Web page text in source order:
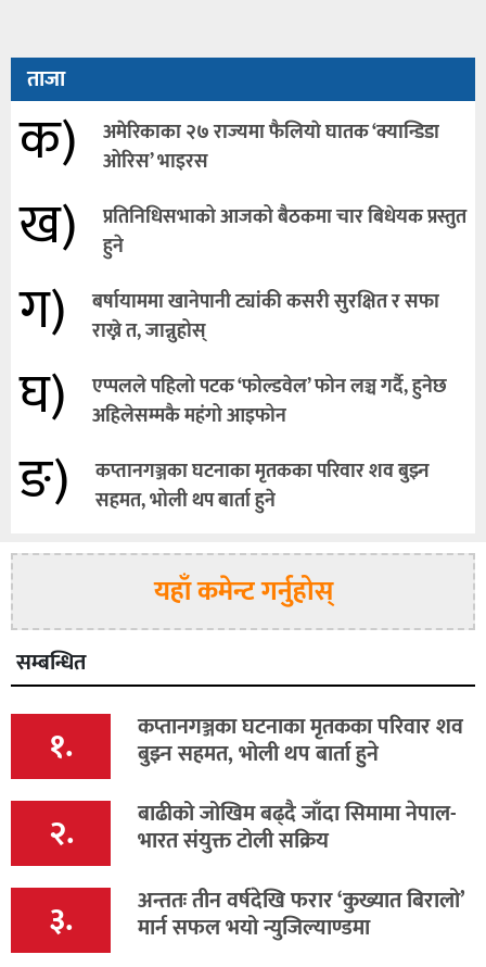
ताजा
क)
अमेरिकाका २७ राज्यमा फैलियाे घातक ‘क्यान्डिडा
ओरिस’ भाइरस
ख)
प्रतिनिधिसभाको आजको बैठकमा चार बिधेयक प्रस्तुत
हुने
ग)
बर्षायाममा खानेपानी ट्यांकी कसरी सुरक्षित र सफा
राख्ने त, जान्नुहोस्
घ)
एप्पलले पहिलो पटक ‘फोल्डवेल’ फोन लञ्च गर्दै, हुनेछ
अहिलेसम्मकै महंगो आइफोन
ङ)
कप्तानगञ्जका घटनाका मृतकका परिवार शव बुझ्न
सहमत, भोली थप बार्ता हुने
यहाँ कमेन्ट गर्नुहोस्
सम्बन्धित
१. कप्तानगञ्जका घटनाका मृतकका परिवार शव
बुझ्न सहमत, भोली थप बार्ता हुने
२. बाढीको जोखिम बढ्दै जाँदा सिमामा नेपाल-
भारत संयुक्त टोली सक्रिय
३. अन्ततः तीन वर्षदेखि फरार ‘कुख्यात बिरालो’
मार्न सफल भयो न्युजिल्याण्डमा